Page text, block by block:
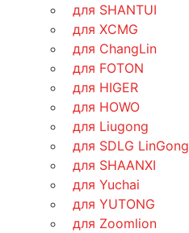
для SHANTUI
для XCMG
для ChangLin
для FOTON
для HIGER
для HOWO
для Liugong
для SDLG LinGong
для SHAANXI
для Yuchai
для YUTONG
для Zoomlion